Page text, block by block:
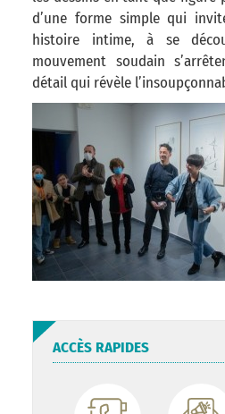
d’une forme simple qui
histoire intime, à se
mouvement soudain
détail qui révèle
ACCÈS RAPIDES